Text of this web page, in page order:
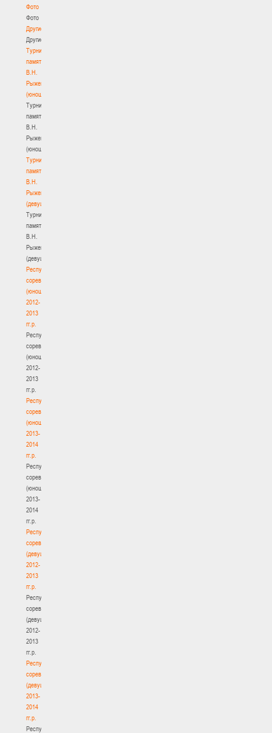
Фото
Фото
Другие
Другие
Турнир
памяти
В.Н.
Рыженкова
(юноши)
Турнир
памяти
В.Н.
Рыженкова
(юноши)
Турнир
памяти
В.Н.
Рыженкова
(девушки)
Турнир
памяти
В.Н.
Рыженкова
(девушки)
Республиканские
соревнования
(юноши)
2012-
2013
гг.р.
Республиканские
соревнования
(юноши)
2012-
2013
гг.р.
Республиканские
соревнования
(юноши)
2013-
2014
гг.р.
Республиканские
соревнования
(юноши)
2013-
2014
гг.р.
Республиканские
соревнования
(девушки)
2012-
2013
гг.р.
Республиканские
соревнования
(девушки)
2012-
2013
гг.р.
Республиканские
соревнования
(девушки)
2013-
2014
гг.р.
Республиканские